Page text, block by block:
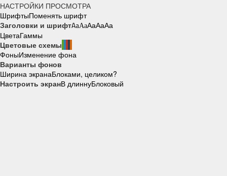
НАСТРОЙКИ ПРОСМОТРА
ШрифтыПоменять шрифт
Заголовки и шрифтAaAaAaAaAa
ЦветаГаммы
Цветовые схемы
ФоныИзменение фона
Варианты фонов
Ширина экранаБлоками, целиком?
Настроить экранВ длиннуБлоковый